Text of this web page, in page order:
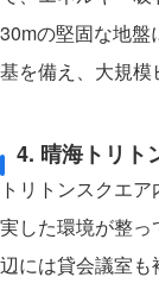
30mの堅固な地盤
基を備え、大規模
4. 晴海トリト
トリトンスクエア
実した環境が整
辺には貸会議室